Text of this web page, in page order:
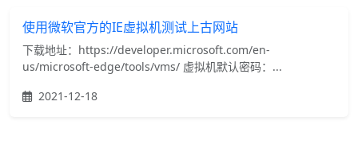
使用微软官方的IE虚拟机测试上古网站
下载地址：https://developer.microsoft.com/en-
us/microsoft-edge/tools/vms/ 虚拟机默认密码：...
2021-12-18